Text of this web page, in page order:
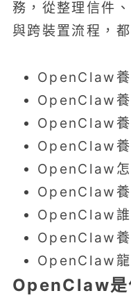
務，從整理信件
與跨裝置流程，
OpenClaw養
OpenClaw養
OpenClaw養
OpenClaw養
OpenClaw怎
OpenClaw養
OpenClaw誰
OpenClaw養
OpenClaw龍
OpenClaw是